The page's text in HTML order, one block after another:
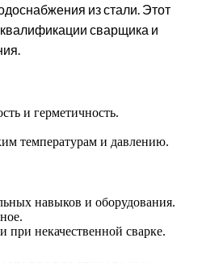
из стали. Этот
сварщика и
и герметичность.
температурам и давлению.
навыков и оборудования.
при некачественной сварке.